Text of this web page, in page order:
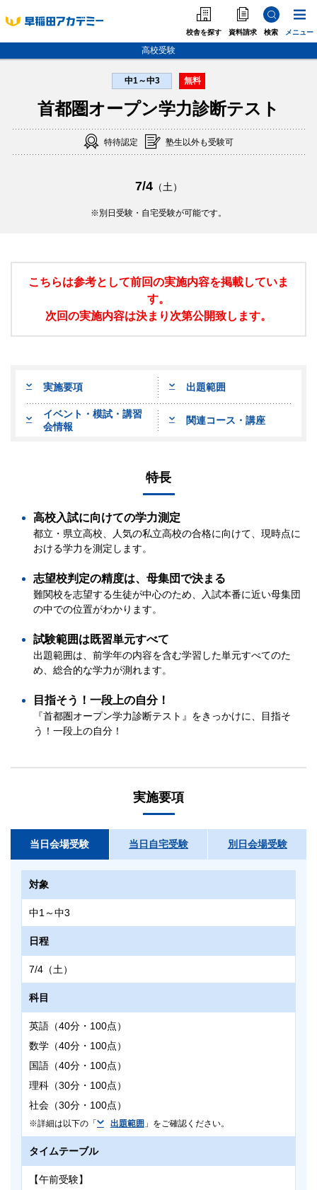
校舎を探す 資料請求 検索 メニュー
高校受験
高校受験
大学受験 個別指導
特待認定 塾生以外も受験可
中1～中3
首都圏オープン学力診断テスト
無料
7/4（土）
別日受験・自宅受験が可能です。
こちらは参考として前回の実施内容を掲載していま
す。
次回の実施内容は決まり次第公開致します。
実施要項 出題範囲
イベント・模試・講習
会情報
関連コース・講座
特長
高校入試に向けての学力測定
都立・県立高校、人気の私立高校の合格に向けて、現時点に
おける学力を測定します。
志望校判定の精度は、母集団で決まる
難関校を志望する生徒が中心のため、入試本番に近い母集団
の中での位置がわかります。
試験範囲は既習単元すべて
出題範囲は、前学年の内容を含む学習した単元すべてのた
め、総合的な学力が測れます。
目指そう！一段上の自分！
『首都圏オープン学力診断テスト』をきっかけに、目指そ
う！一段上の自分！
実施要項
当日会場受験 当日自宅受験 別日会場受験
対象
中1～中3
日程
7/4（土）
科目
英語（40分・100点）
数学（40分・100点）
国語（40分・100点）
理科（30分・100点）
社会（30分・100点）
詳細は以下の「 出題範囲 」をご確認ください。
タイムテーブル
【午前受験】